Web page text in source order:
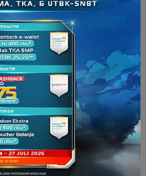
Ketika membuat kolom
kamu perlu
saldo setelah penyesuaian
pada neraca saldo setelah
dua kelompok, yaitu akun
laba rugi dan akun riil